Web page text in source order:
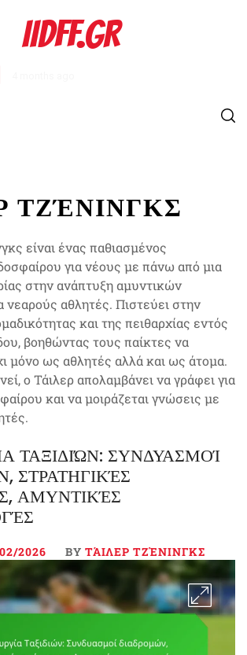
IIDFF.GR
ΤΖΈΝΙΝΓΚΣ
είναι ένας παθιασμένος
για νέους με πάνω από μια
στην ανάπτυξη αμυντικών
νεαρούς αθλητές. Πιστεύει στην
και της πειθαρχίας εντός
βοηθώντας τους παίκτες να
μόνο ως αθλητές αλλά και ως άτομα.
ο Τάιλερ απολαμβάνει να γράφει για
και να μοιράζεται γνώσεις με
ΤΑΞΙΔΙΏΝ: ΣΥΝΔΥΑΣΜΟΊ
ΣΤΡΑΤΗΓΙΚΈΣ
ΑΜΥΝΤΙΚΈΣ
2026 BY ΤΆΙΛΕΡ ΤΖΈΝΙΝΓΚΣ